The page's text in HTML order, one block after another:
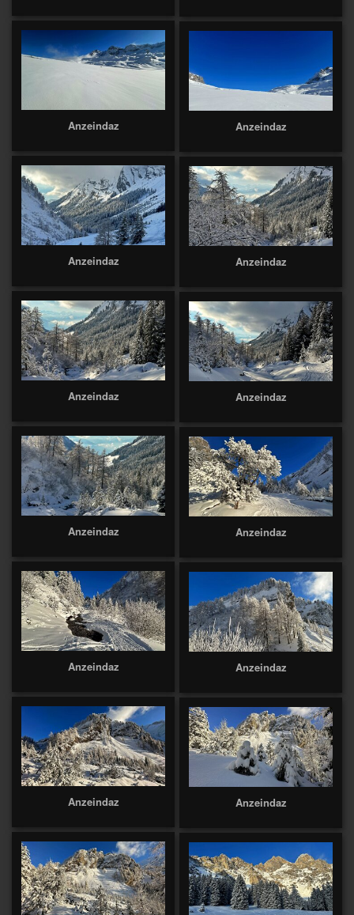
Anzeindaz Anzeindaz
Anzeindaz Anzeindaz
Anzeindaz Anzeindaz
Anzeindaz Anzeindaz
Anzeindaz Anzeindaz
Anzeindaz Anzeindaz